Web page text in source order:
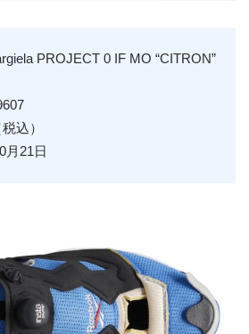
PROJECT 0 IF MO “CITRON”
込）
月21日